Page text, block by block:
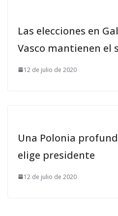
Las elecciones en
Vasco mantienen el
12 de julio de 2020
Una Polonia
elige presidente
12 de julio de 2020